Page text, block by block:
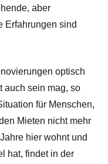
aber
Erfahrungen sind
optisch
auch sein mag, so
für Menschen,
Mieten nicht mehr
hier wohnt und
hat, findet in der